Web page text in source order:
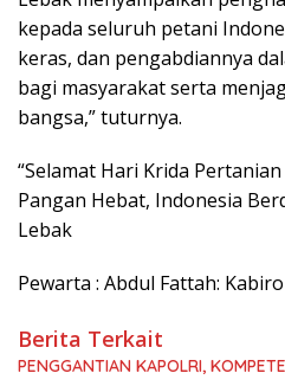
kepada seluruh petani
keras, dan pengabdiannya
bagi masyarakat serta
bangsa,” tuturnya.
“Selamat Hari Krida
Pangan Hebat, Indonesia
Lebak
Pewarta : Abdul Fattah:
Berita Terkait
PENGGANTIAN KAPOLRI,